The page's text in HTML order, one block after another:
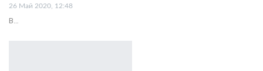
26 Май 2020, 12:48
В…